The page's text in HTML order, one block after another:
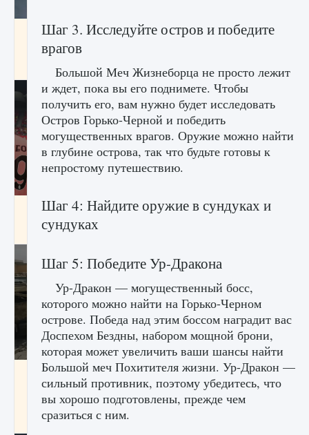
Все новые функции в режиме карьеры EA
FC 25
Входят ли «Милан» и «Интер» в EA FC 25
9 августа 2024
Как исправить текстовую ошибку
пользовательского интерфейса Delta
Force Hawk Ops
9 августа 2024
Шаг 3. Исследуйте остров и победите
врагов
Большой Меч Жизнеборца не просто лежит
и ждет, пока вы его поднимете. Чтобы
получить его, вам нужно будет исследовать
Остров Горько-Черной и победить
могущественных врагов. Оружие можно найти
в глубине острова, так что будьте готовы к
непростому путешествию.
Шаг 4: Найдите оружие в сундуках и
сундуках
Шаг 5: Победите Ур-Дракона
Ур-Дракон — могущественный босс,
которого можно найти на Горько-Черном
острове. Победа над этим боссом наградит вас
Доспехом Бездны, набором мощной брони,
которая может увеличить ваши шансы найти
Большой меч Похитителя жизни. Ур-Дракон —
сильный противник, поэтому убедитесь, что
вы хорошо подготовлены, прежде чем
сразиться с ним.